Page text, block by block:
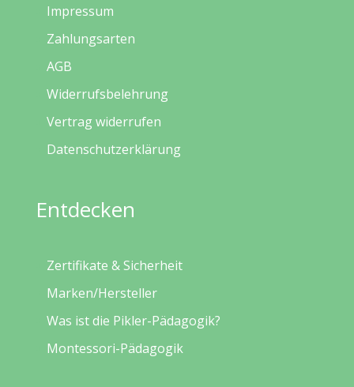
Impressum
Zahlungsarten
AGB
Widerrufsbelehrung
Vertrag widerrufen
Datenschutzerklärung
Entdecken
Zertifikate & Sicherheit
Marken/Hersteller
Was ist die Pikler-Pädagogik?
Montessori-Pädagogik